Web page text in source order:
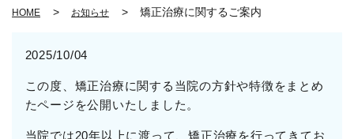
HOME お知らせ 矯正治療に関するご案内
2025/10/04
この度、矯正治療に関する当院の方針や特徴をまとめ
たページを公開いたしました。
当院では20年以上に渡って、矯正治療を行ってきてお